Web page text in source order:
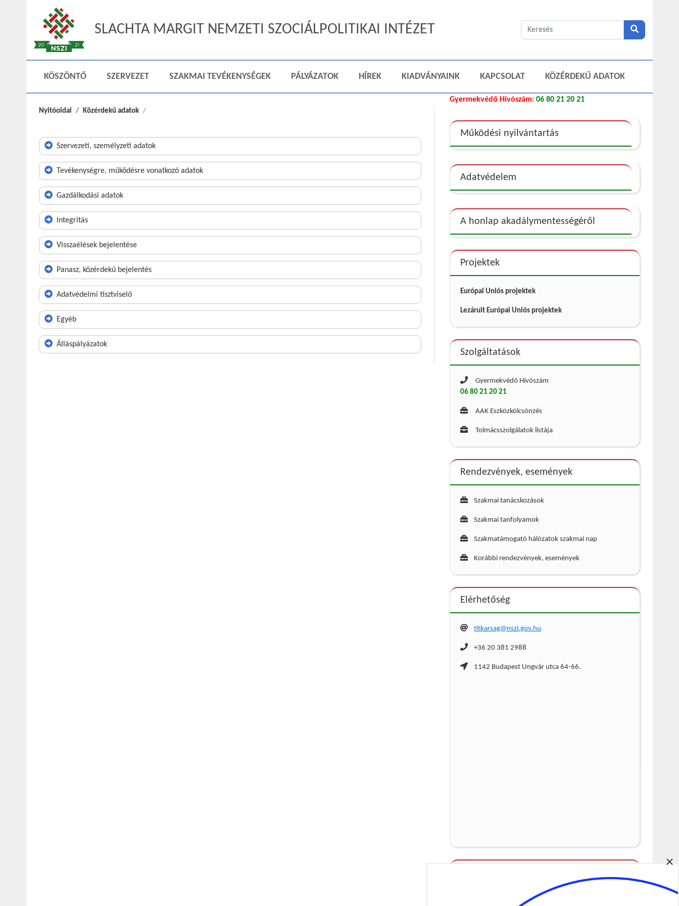
×
SLACHTA MARGIT NEMZETI SZOCIÁLPOLITIKAI INTÉZET
KÖSZÖNTŐ SZERVEZET SZAKMAI TEVÉKENYSÉGEK PÁLYÁZATOK HÍREK KIADVÁNYAINK KAPCSOLAT KÖZÉRDEKŰ ADATOK
Nyitóoldal Közérdekű adatok
Szervezeti, személyzeti adatok
Tevékenységre, működésre vonatkozó adatok
Gazdálkodási adatok
Integritás
Visszaélések bejelentése
Panasz, közérdekű bejelentés
Adatvédelmi tisztviselő
Egyéb
Álláspályázatok
Gyermekvédő Hívószám: 06 80 21 20 21
Működési nyilvántartás
Adatvédelem
A honlap akadálymentességéről
Projektek
Európai Uniós projektek
Lezárult Európai Uniós projektek
Szolgáltatások
Gyermekvédő Hívószám
06 80 21 20 21
AAK Eszközkölcsönzés
Tolmácsszolgálatok listája
Rendezvények, események
Szakmai tanácskozások
Szakmai tanfolyamok
Szakmatámogató hálózatok szakmai nap
Korábbi rendezvények, események
Elérhetőség
titkarsag@nszi.gov.hu
+36 20 381 2988
1142 Budapest Ungvár utca 64-66.